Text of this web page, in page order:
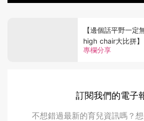
專欄分享
【邊個話平野一定
high chair大比拼】
訂閱我們的電子
不想錯過最新的育兒資訊嗎？